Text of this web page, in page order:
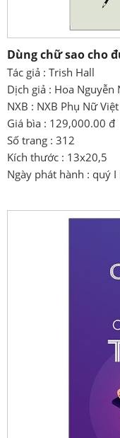
Dùng chữ sao cho
Tác giả : Trish Hall
Dịch giả : Hoa Nguyễn
NXB : NXB Phụ Nữ
Giá bìa : 129,000.00 đ
Số trang : 312
Kích thước : 13x20,5
Ngày phát hành : quý